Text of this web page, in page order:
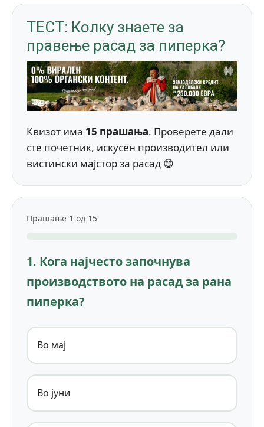
ТЕСТ: Колку знаете за
правење расад за пиперка?
Квизот има 15 прашања. Проверете дали
сте почетник, искусен производител или
вистински мајстор за расад 😄
Прашање 1 од 15
1. Кога најчесто започнува
производството на расад за рана
пиперка?
Во мај
Во јуни